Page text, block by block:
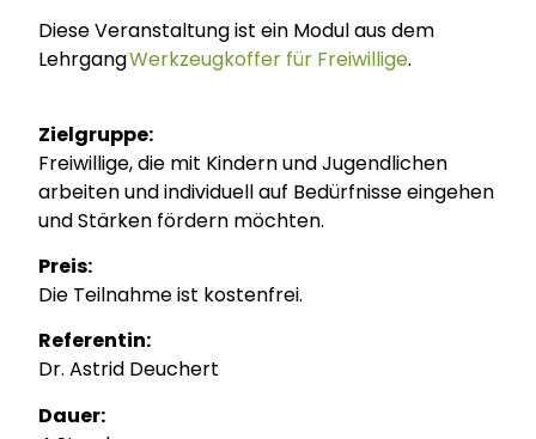
Diese Veranstaltung ist ein Modul aus dem
LehrgangWerkzeugkoffer für Freiwillige.
Zielgruppe:
Freiwillige, die mit Kindern und Jugendlichen
arbeiten und individuell auf Bedürfnisse eingehen
und Stärken fördern möchten.
Preis:
Die Teilnahme ist kostenfrei.
Referentin:
Dr. Astrid Deuchert
Dauer: